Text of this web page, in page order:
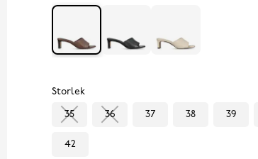
Storlek
35 36 37 38 39
42